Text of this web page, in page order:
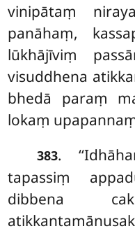
vinipātaṃ
panāhaṃ,
lūkhājīviṃ
visuddhena
bhedā paraṃ
lokaṃ
383.
tapassiṃ
dibbena